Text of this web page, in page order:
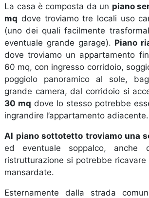
La casa è composta da un piano
mq dove troviamo tre locali uso
(uno dei quali facilmente
eventuale grande garage). Piano
dove troviamo un appartamento
60 mq, con ingresso corridoio,
poggiolo panoramico al sole,
grande camera, dal corridoio si
30 mq dove lo stesso potrebbe
ingrandire l’appartamento adiacente.
Al piano sottotetto troviamo una
ed eventuale soppalco,
ristrutturazione si potrebbe
mansardate.
Esternamente dalla strada